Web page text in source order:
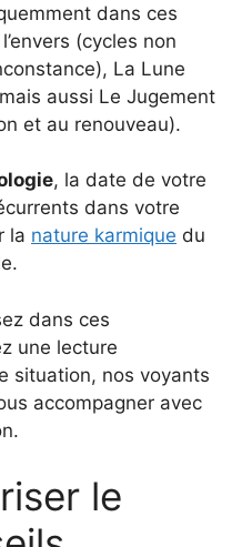
dans ces
(cycles non
La Lune
aussi Le Jugement
et au renouveau).
, la date de votre
dans votre
la nature karmique du
dans ces
une lecture
situation, nos voyants
accompagner avec
le